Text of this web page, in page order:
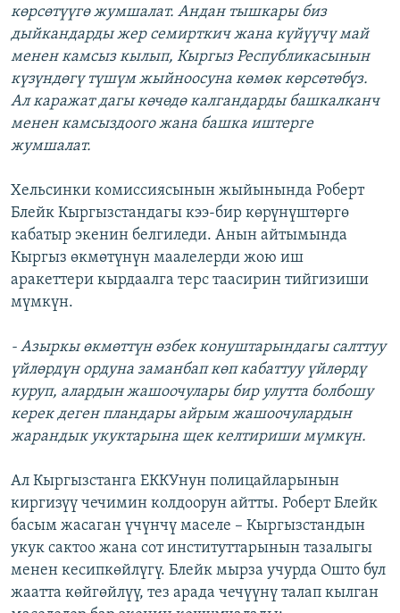
көрсөтүүгө жумшалат. Андан тышкары биз
дыйкандарды жер семирткич жана күйүүчү май
менен камсыз кылып, Кыргыз Республикасынын
күзүндөгү түшүм жыйноосуна көмөк көрсөтөбүз.
Ал каражат дагы көчөдө калгандарды башкалканч
менен камсыздоого жана башка иштерге
жумшалат.
Хельсинки комиссиясынын жыйынында Роберт
Блейк Кыргызстандагы кээ-бир көрүнүштөргө
кабатыр экенин белгиледи. Анын айтымында
Кыргыз өкмөтүнүн маалелерди жою иш
аракеттери кырдаалга терс таасирин тийгизиши
мүмкүн.
- Азыркы өкмөттүн өзбек конуштарындагы салттуу
үйлөрдүн ордуна заманбап көп кабаттуу үйлөрдү
куруп, алардын жашоочулары бир улутта болбошу
керек деген пландары айрым жашоочулардын
жарандык укуктарына щек келтириши мүмкүн.
Ал Кыргызстанга ЕККУнун полицайларынын
киргизүү чечимин колдоорун айтты. Роберт Блейк
басым жасаган үчүнчү маселе – Кыргызстандын
укук сактоо жана сот институттарынын тазалыгы
менен кесипкөйлүгү. Блейк мырза учурда Ошто бул
жаатта көйгөйлүү, тез арада чечүүнү талап кылган